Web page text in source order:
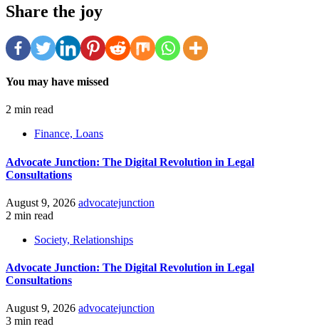
Share the joy
You may have missed
2 min read
Finance, Loans
Advocate Junction: The Digital Revolution in Legal
Consultations
August 9, 2026 advocatejunction
2 min read
Society, Relationships
Advocate Junction: The Digital Revolution in Legal
Consultations
August 9, 2026 advocatejunction
3 min read